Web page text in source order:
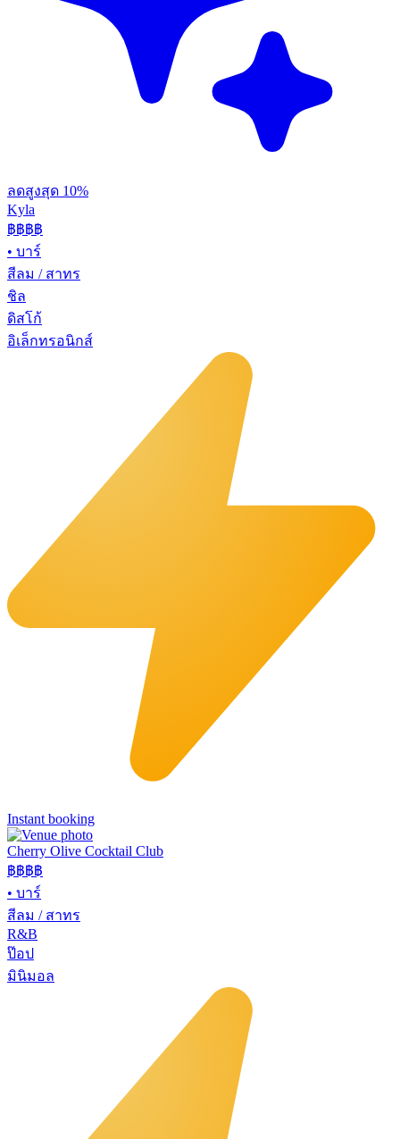
ลดสูงสุด 10%
Kyla
฿฿฿฿
• บาร์
สีลม / สาทร
ชิล
ดิสโก้
อิเล็กทรอนิกส์
Instant booking
Cherry Olive Cocktail Club
฿฿฿฿
• บาร์
สีลม / สาทร
R&B
ป๊อป
มินิมอล